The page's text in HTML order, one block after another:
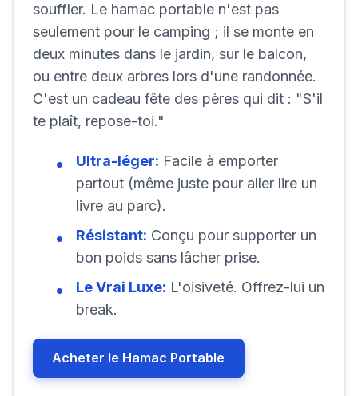
souffler. Le hamac portable n'est pas
seulement pour le camping ; il se monte en
deux minutes dans le jardin, sur le balcon,
ou entre deux arbres lors d'une randonnée.
C'est un cadeau fête des pères qui dit : "S'il
te plaît, repose-toi."
Ultra-léger: Facile à emporter
partout (même juste pour aller lire un
livre au parc).
Résistant: Conçu pour supporter un
bon poids sans lâcher prise.
Le Vrai Luxe: L'oisiveté. Offrez-lui un
break.
Acheter le Hamac Portable